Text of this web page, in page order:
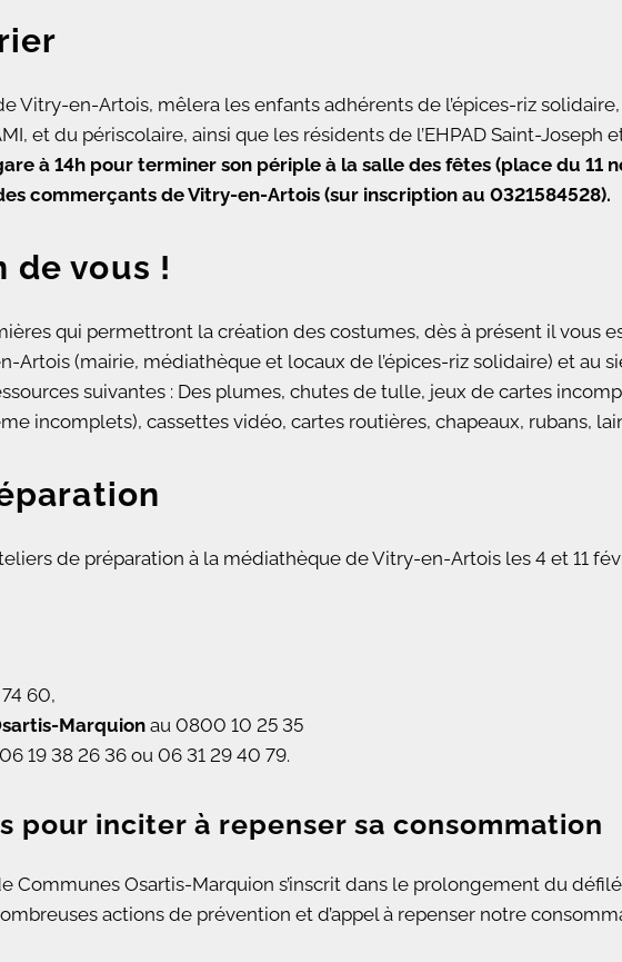
Vitry-en-Artois, mêlera les enfants adhérents de l’épices-riz
et du périscolaire, ainsi que les résidents de l’EHPAD Saint-Joseph
à 14h pour terminer son périple à la salle des fêtes (place du 11
commerçants de Vitry-en-Artois (sur inscription au 0321584528).
de vous !
qui permettront la création des costumes, dès à présent il vous
Artois (mairie, médiathèque et locaux de l’épices-riz solidaire) et au
suivantes : Des plumes, chutes de tulle, jeux de cartes
incomplets), cassettes vidéo, cartes routières, chapeaux, rubans,
de préparation à la médiathèque de Vitry-en-Artois les 4 et 11
60,
Marquion au 0800 10 25 35
19 38 26 36 ou 06 31 29 40 79.
pour inciter à repenser sa consommation
Communes Osartis-Marquion s’inscrit dans le prolongement du
actions de prévention et d’appel à repenser notre